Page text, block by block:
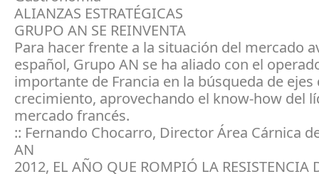
ALIANZAS ESTRATÉGICAS
GRUPO AN SE REINVENTA
Para hacer frente a la situación del mercado
español, Grupo AN se ha aliado con el
importante de Francia en la búsqueda de ejes
crecimiento, aprovechando el know-how del
mercado francés.
:: Fernando Chocarro, Director Área Cárnica
AN
2012, EL AÑO QUE ROMPIÓ LA RESISTENCIA